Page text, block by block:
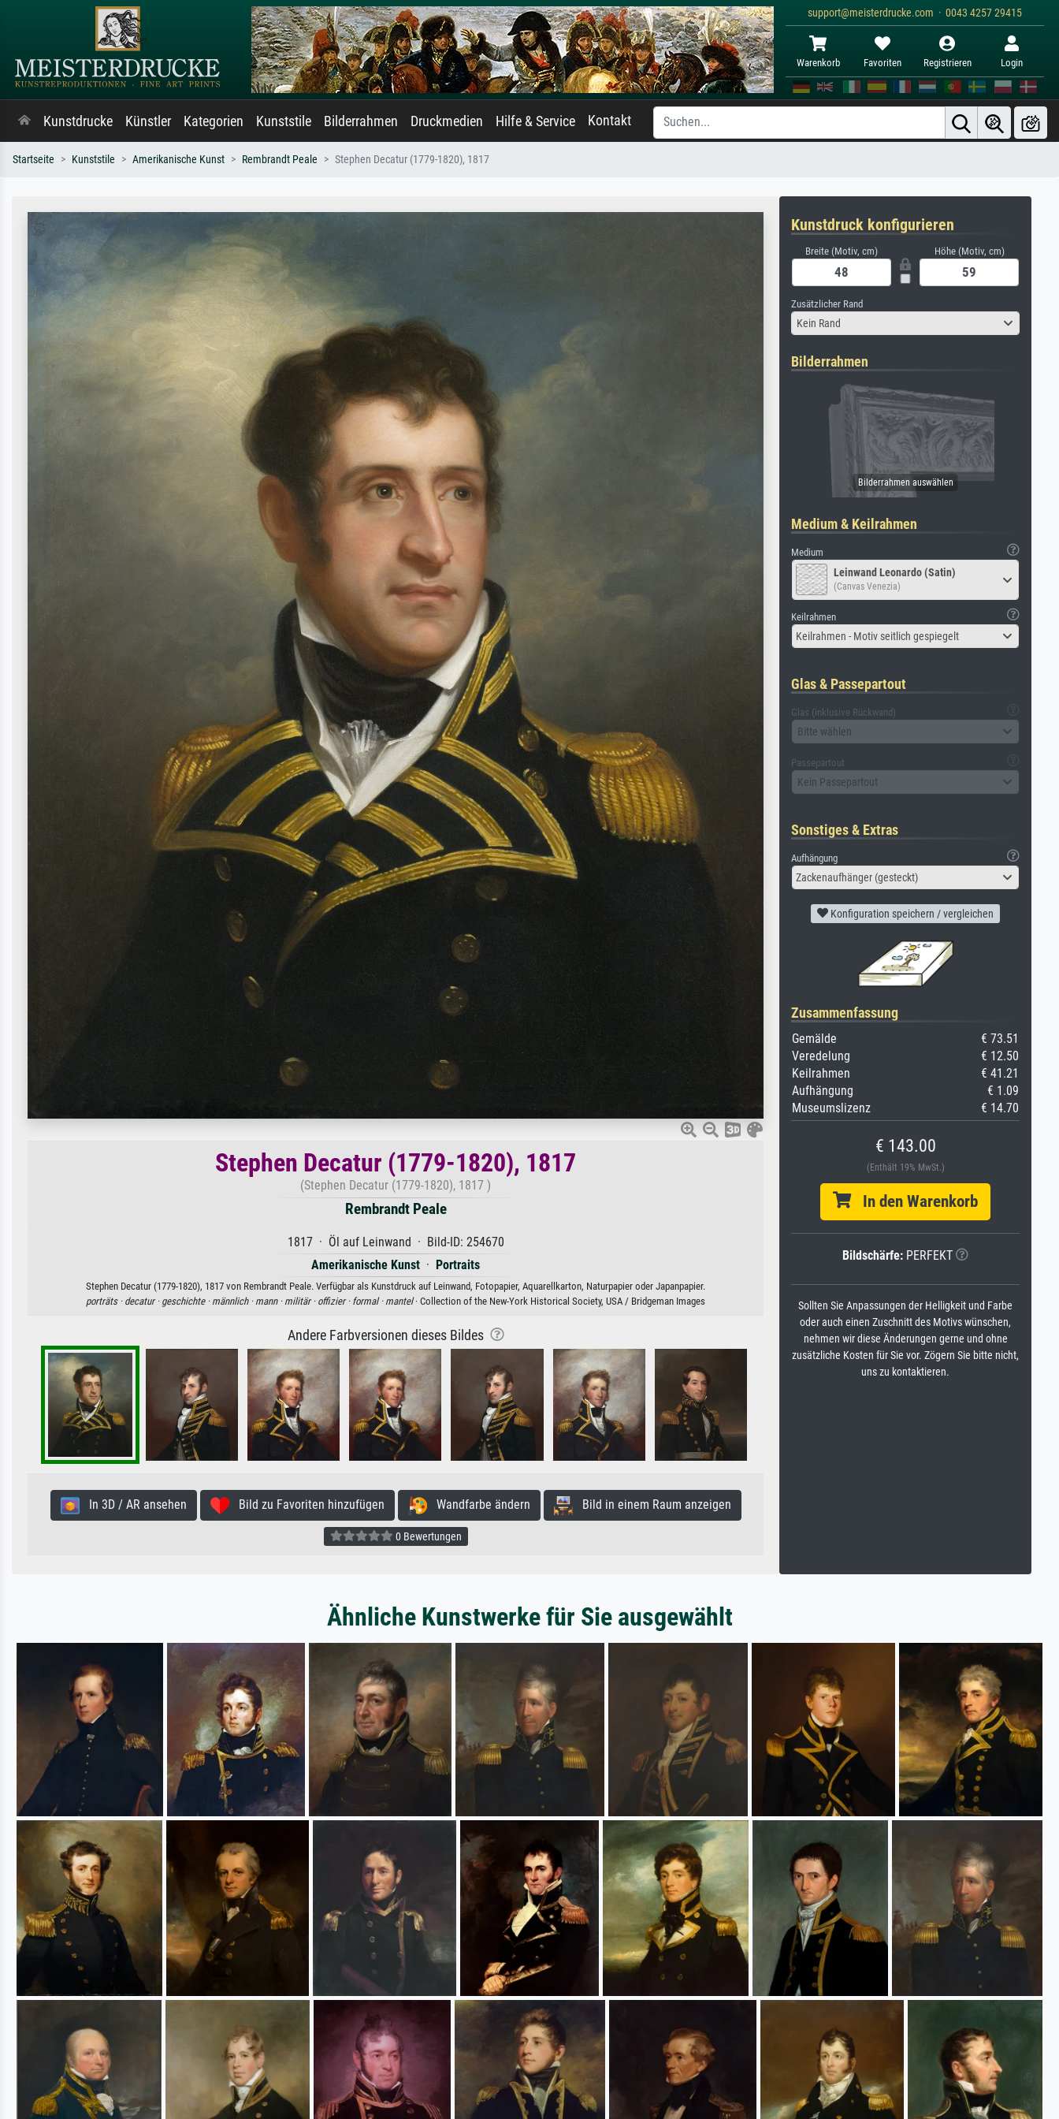
support@meisterdrucke.com · 0043 4257 29415
Warenkorb Favoriten Registrieren Login
Kunstdrucke Künstler Kategorien Kunststile Bilderrahmen Druckmedien Hilfe & Service Kontakt
Startseite Kunststile Amerikanische Kunst Rembrandt Peale Stephen Decatur (1779-1820), 1817
Stephen Decatur (1779-1820), 1817
(Stephen Decatur (1779-1820), 1817 )
Rembrandt Peale
1817 · Öl auf Leinwand · Bild-ID: 254670
Amerikanische Kunst · Portraits
Stephen Decatur (1779-1820), 1817 von Rembrandt Peale. Verfügbar als Kunstdruck auf Leinwand, Fotopapier, Aquarellkarton, Naturpapier oder Japanpapier.
porträts · decatur · geschichte · männlich · mann · militär · offizier · formal · mantel· Collection of the New-York Historical Society, USA / Bridgeman Images
Andere Farbversionen dieses Bildes
In 3D / AR ansehen Bild zu Favoriten hinzufügen Wandfarbe ändern Bild in einem Raum anzeigen
0 Bewertungen
Kunstdruck konfigurieren
Breite (Motiv, cm) Höhe (Motiv, cm)
Zusätzlicher Rand
Kein Rand
Bilderrahmen
Medium & Keilrahmen
Medium
Leinwand Leonardo (Satin)
(Canvas Venezia)
Keilrahmen
Keilrahmen - Motiv seitlich gespiegelt
Glas & Passepartout
Glas (inklusive Rückwand)
Bitte wählen
Passepartout
Kein Passepartout
Sonstiges & Extras
Aufhängung
Zackenaufhänger (gesteckt)
Konfiguration speichern / vergleichen
Zusammenfassung
Gemälde
€ 73.51
Veredelung
€ 12.50
Keilrahmen
€ 41.21
Aufhängung
€ 1.09
Museumslizenz
€ 14.70
€ 143.00
(Enthält 19% MwSt.)
In den Warenkorb
Bildschärfe: PERFEKT
Sollten Sie Anpassungen der Helligkeit und Farbe
oder auch einen Zuschnitt des Motivs wünschen,
nehmen wir diese Änderungen gerne und ohne
zusätzliche Kosten für Sie vor. Zögern Sie bitte nicht,
uns zu kontaktieren.
Ähnliche Kunstwerke für Sie ausgewählt